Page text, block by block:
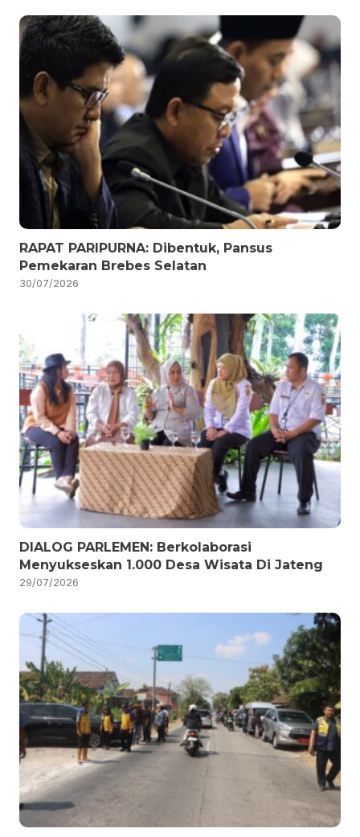
RAPAT PARIPURNA: Dibentuk, Pansus
Pemekaran Brebes Selatan
30/07/2026
DIALOG PARLEMEN: Berkolaborasi
Menyukseskan 1.000 Desa Wisata Di Jateng
29/07/2026